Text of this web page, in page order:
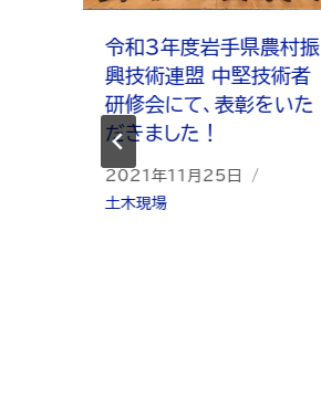
令和3年度岩手県農村振
興技術連盟 中堅技術者
研修会にて、表彰をいた
だきました！
2021年11月25日
土木現場